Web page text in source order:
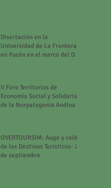
Disertación en la
Universidad de La Frontera
en Pucón en el marco del Día
II Foro Territorios de
Economía Social y Solidaria
de la Norpatagonia Andina
OVERTOURSIM: Auge y caída
de los Destinos Turisticos- 26
de septiembre